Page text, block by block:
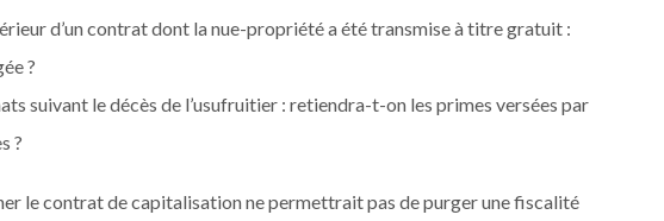
d’un contrat dont la nue-propriété a été transmise à titre gratuit :
?
suivant le décès de l’usufruitier : retiendra-t-on les primes versées par
?
le contrat de capitalisation ne permettrait pas de purger une fiscalité